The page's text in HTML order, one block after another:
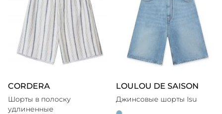
CORDERA
Шорты в полоску
удлиненные
LOULOU DE SAISON
Джинсовые шорты Isu